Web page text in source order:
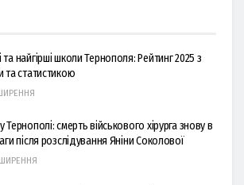
найгірші школи Тернополя: Рейтинг 2025 з
та статистикою
Тернополі: смерть військового хірурга знову в
після розслідування Яніни Соколової